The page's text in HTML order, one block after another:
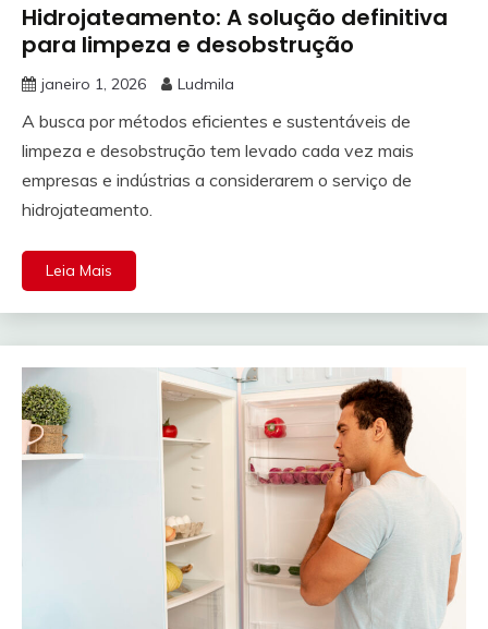
Hidrojateamento: A solução definitiva
para limpeza e desobstrução
janeiro 1, 2026 Ludmila
A busca por métodos eficientes e sustentáveis de
limpeza e desobstrução tem levado cada vez mais
empresas e indústrias a considerarem o serviço de
hidrojateamento.
Leia Mais